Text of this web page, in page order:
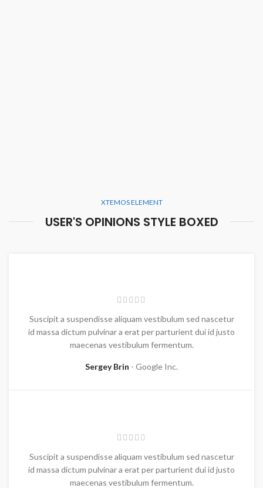
XTEMOS ELEMENT
USER'S OPINIONS STYLE BOXED
Suscipit a suspendisse aliquam vestibulum sed nascetur
id massa dictum pulvinar a erat per parturient dui id justo
maecenas vestibulum fermentum.
Sergey Brin Google Inc.
Suscipit a suspendisse aliquam vestibulum sed nascetur
id massa dictum pulvinar a erat per parturient dui id justo
maecenas vestibulum fermentum.